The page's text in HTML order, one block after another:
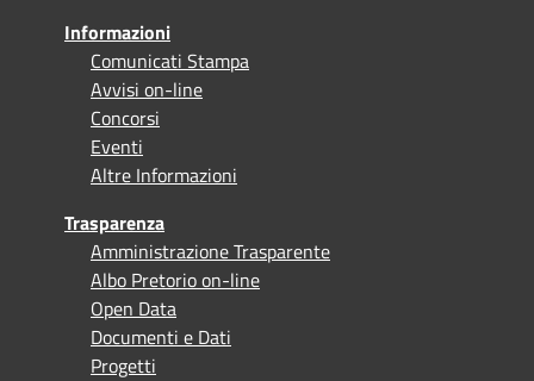
Informazioni
Comunicati Stampa
Avvisi on-line
Concorsi
Eventi
Altre Informazioni
Trasparenza
Amministrazione Trasparente
Albo Pretorio on-line
Open Data
Documenti e Dati
Progetti